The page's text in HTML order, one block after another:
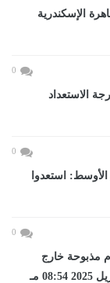
الإسكندرية
0
الاستعداد
0
الأوسط: استعدوا
0
جرام لحوم مذبوحة خارج